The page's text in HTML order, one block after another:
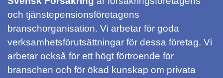
och tjänstepensionsföretagens
branschorganisation. Vi arbetar för goda
verksamhetsförutsättningar för dessa företag. Vi
arbetar också för ett högt förtroende för
branschen och för ökad kunskap om privata